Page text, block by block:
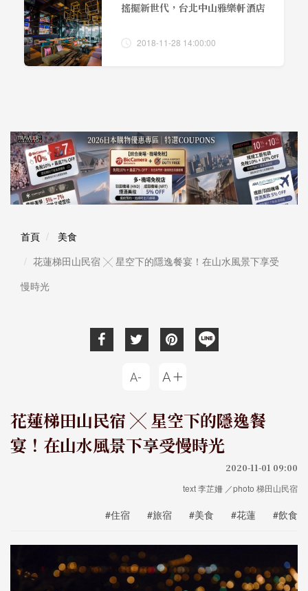
搖擺新世代，台北中山雅樂軒酒店
2018-11-28 14:00:00
首頁
美食
花蓮梯田山民宿 ╳ 星空下的隱逸餐宴！在山水風景下享受
慢時光
花蓮梯田山民宿 ╳ 星空下的隱逸餐
宴！在山水風景下享受慢時光
2020-11-01 09:00
text 李芷姍 ／photo 梯田山民宿
#住宿 #旅宿 #美食 #花蓮 #飲食